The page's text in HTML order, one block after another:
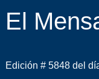
El
Edición # 5848 del